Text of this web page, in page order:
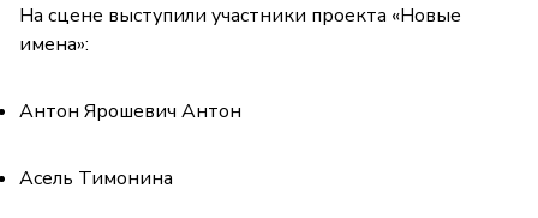
На сцене выступили участники проекта «Новые
имена»:
Антон Ярошевич Антон
Асель Тимонина